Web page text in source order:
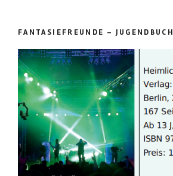
FANTASIEFREUNDE – JUGENDBUCH